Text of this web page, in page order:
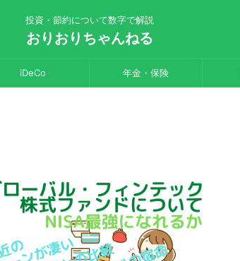
投資・節約について数字で解説
おりおりちゃんねる
iDeCo 年金・保険